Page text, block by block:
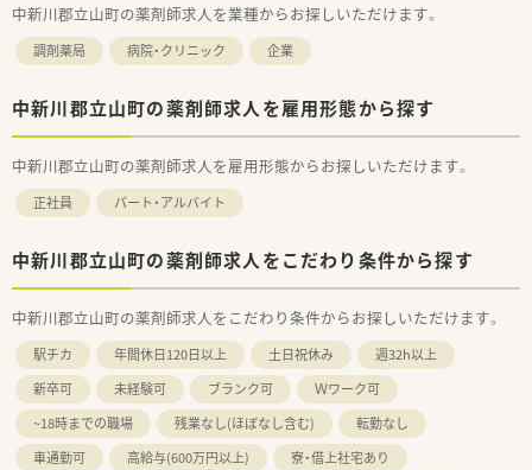
中新川郡立山町の薬剤師求人を業種からお探しいただけます。
調剤薬局 病院・クリニック 企業
中新川郡立山町の薬剤師求人を雇用形態から探す
中新川郡立山町の薬剤師求人を雇用形態からお探しいただけます。
正社員 パート・アルバイト
中新川郡立山町の薬剤師求人をこだわり条件から探す
中新川郡立山町の薬剤師求人をこだわり条件からお探しいただけます。
駅チカ 年間休日120日以上 土日祝休み
週32h以上
新卒可
未経験可 ブランク可
Ｗワーク可
~18時までの職場
残業なし(ほぼなし含む)
転勤なし
車通勤可
高給与(600万円以上)
寮・借上社宅あり